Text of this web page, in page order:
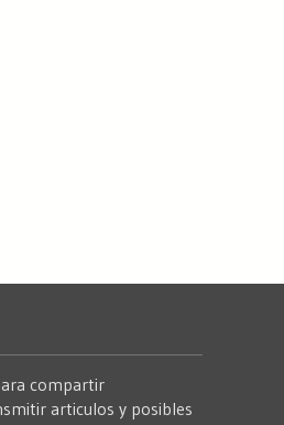
compartir
articulos y posibles